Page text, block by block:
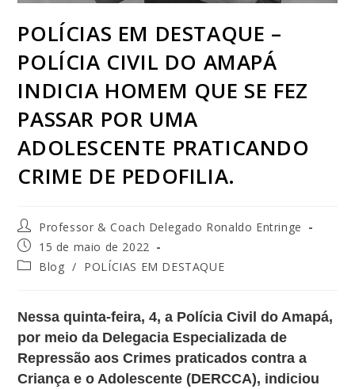
POLÍCIAS EM DESTAQUE –
POLÍCIA CIVIL DO AMAPÁ
INDICIA HOMEM QUE SE FEZ
PASSAR POR UMA
ADOLESCENTE PRATICANDO
CRIME DE PEDOFILIA.
Professor & Coach Delegado Ronaldo Entringe
15 de maio de 2022
Blog / POLÍCIAS EM DESTAQUE
Nessa quinta-feira, 4, a Polícia Civil do Amapá,
por meio da Delegacia Especializada de
Repressão aos Crimes praticados contra a
Criança e o Adolescente (DERCCA), indiciou